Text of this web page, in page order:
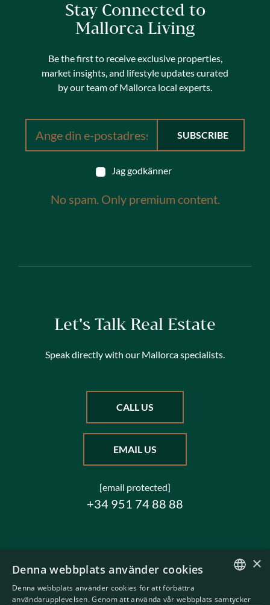
Stay Connected to
Mallorca Living
Be the first to receive exclusive properties,
market insights, and lifestyle updates curated
by our team of Mallorca local experts.
Jag godkänner
No spam. Only premium content.
Let's Talk Real Estate
Speak directly with our Mallorca specialists.
CALL US
EMAIL US
[email protected]
+34 951 74 88 88
ENGLISH
×
Denna webbplats använder cookies
Denna webbplats använder cookies för att förbättra
användarupplevelsen. Genom att använda vår webbplats samtycker